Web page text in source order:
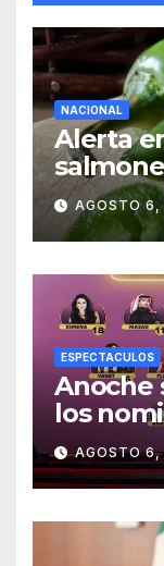
NACIONAL
Alerta
casos
AGOSTO
ESPECTACULOS
Anoche
los
los
la
AGOSTO